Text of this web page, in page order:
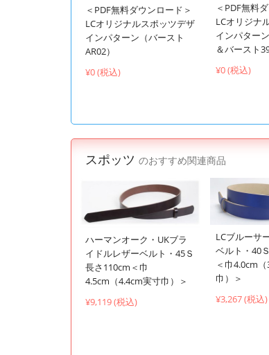
＜PDF無料ダウンロード＞
LCオリジナルスポッツデザ
インパターン（バースト
AR02）
¥0 (税込)
＜PDF無料
LCオリジナ
インパター
＆バースト
¥0 (税込)
スポッツ のおすすめ関連商品
ハーマンオーク・UKブラ
イドルレザーベルト・45Ｓ
長さ110cm＜巾
4.5cm（4.4cm実寸巾）＞
¥9,119 (税込)
LCブルーサ
ベルト・40
＜巾4.0cm
巾）＞
¥3,267 (税込)